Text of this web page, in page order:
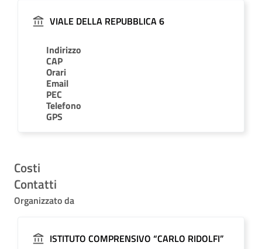
VIALE DELLA REPUBBLICA 6
Indirizzo
CAP
Orari
Email
PEC
Telefono
GPS
Costi
Contatti
Organizzato da
ISTITUTO COMPRENSIVO “CARLO RIDOLFI”